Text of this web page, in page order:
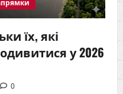
їх, які
у 2026
0